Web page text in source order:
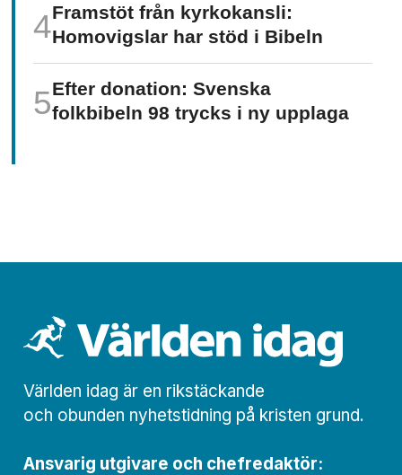
Framstöt från kyrkokansli:
Homo­vigslar har stöd i Bibeln
Efter donation: Svenska
folkbibeln 98 trycks i ny upplaga
Världen idag är en rikstäckande
och obunden nyhets­­­tidning på kristen grund.
Ansvarig utgivare och chef­redaktör: